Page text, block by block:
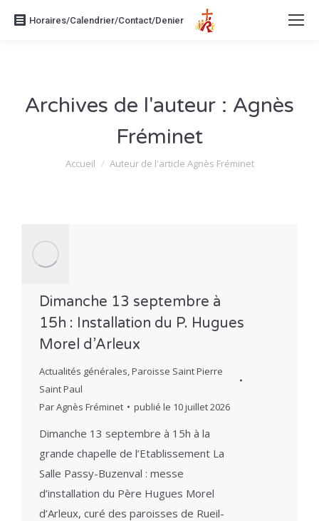
Horaires/Calendrier/Contact/Denier
Archives de l'auteur : Agnès
Fréminet
Vous êtes ici :
Accueil Auteur de l'article Agnès Fréminet
Dimanche 13 septembre à
15h : Installation du P. Hugues
Morel d’Arleux
Actualités générales,Paroisse Saint Pierre
Saint Paul
ParAgnès Fréminet publié le 10 juillet 2026
Dimanche 13 septembre à 15h à la
grande chapelle de l’Etablissement La
Salle Passy-Buzenval : messe
d’installation du Père Hugues Morel
d’Arleux, curé des paroisses de Rueil-